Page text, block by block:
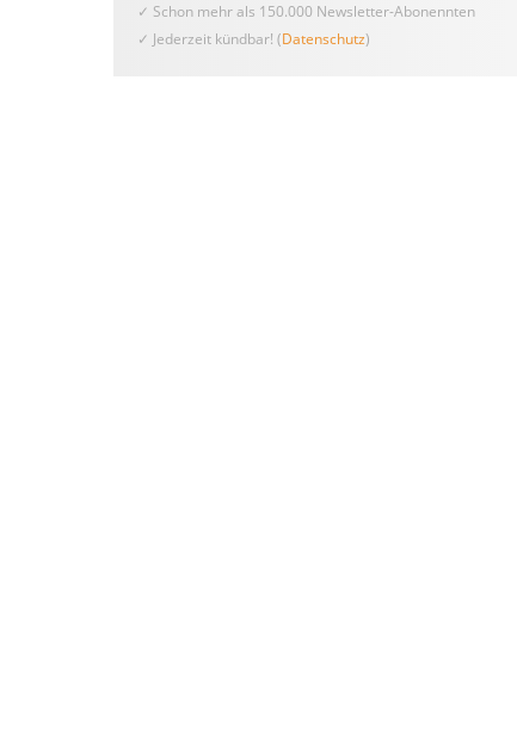
✓ Schon mehr als 150.000 Newsletter-Abonennten
✓ Jederzeit kündbar! (Datenschutz)